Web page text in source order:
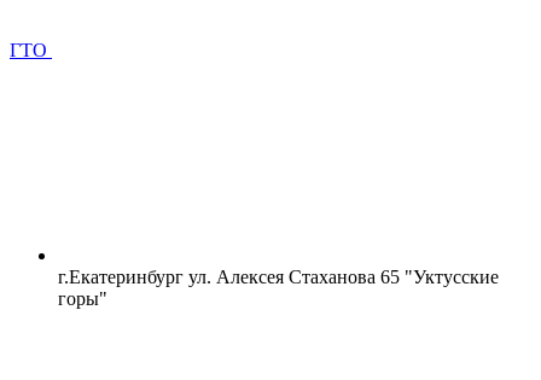
ГТО
г.Екатеринбург ул. Алексея Стаханова 65 "Уктусские
горы"